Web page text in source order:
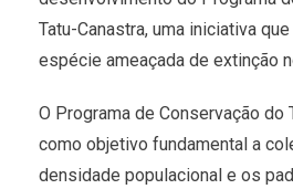
Tatu-Canastra, uma iniciativa
espécie ameaçada de extinção
O Programa de Conservação do
como objetivo fundamental a
densidade populacional e os